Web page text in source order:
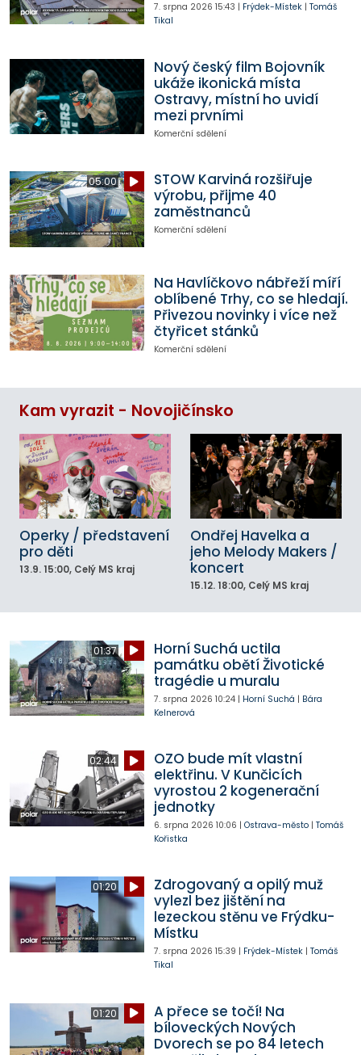
7. srpna 2026 15:43 | Frýdek-Místek| Tomáš
Tikal
Nový český film Bojovník
ukáže ikonická místa
Ostravy, místní ho uvidí
mezi prvními
Komerční sdělení
05:00
STOW Karviná rozšiřuje
výrobu, přijme 40
zaměstnanců
Komerční sdělení
Na Havlíčkovo nábřeží míří
oblíbené Trhy, co se hledají.
Přivezou novinky i více než
čtyřicet stánků
Komerční sdělení
Kam vyrazit - Novojičínsko
Operky / představení
pro děti
13.9. 15:00, Celý MS kraj
Ondřej Havelka a
jeho Melody Makers /
koncert
15.12. 18:00, Celý MS kraj
01:37
Horní Suchá uctila
památku obětí Životické
tragédie u muralu
7. srpna 2026 10:24| Horní Suchá | Bára
Kelnerová
02:44
OZO bude mít vlastní
elektřinu. V Kunčicích
vyrostou 2 kogenerační
jednotky
6. srpna 2026 10:06 | Ostrava-město| Tomáš
Kořistka
01:20
Zdrogovaný a opilý muž
vylezl bez jištění na
lezeckou stěnu ve Frýdku-
Místku
7. srpna 2026 15:39 | Frýdek-Místek| Tomáš
Tikal
01:20
A přece se točí! Na
bíloveckých Nových
Dvorech se po 84 letech